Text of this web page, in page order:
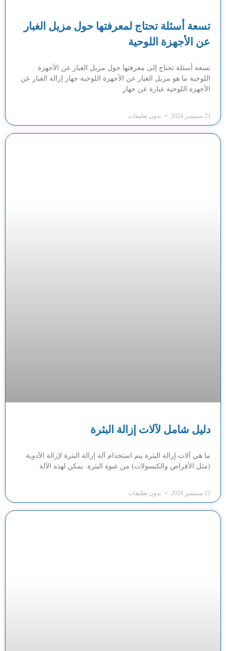
تسعة أسئلة تحتاج لمعرفتها حول مزيل الغبار
عن الأجهزة اللوحية
تسعة أسئلة تحتاج إلى معرفتها حول مزيل الغبار عن الأجهزة
اللوحية ما هو مزيل الغبار عن الأجهزة اللوحية جهاز إزالة الغبار عن
الأجهزة اللوحية عبارة عن جهاز
23 سبتمبر 2024 بدون تعليقات
دليل شامل لآلات إزالة البثرة
ما هي آلات إزالة البثرة يتم استخدام آلة إزالة البثرة لإزالة الأدوية
(مثل الأقراص والكبسولات) من عبوة البثرة. يمكن لهذه الآلة
12 سبتمبر 2024 بدون تعليقات